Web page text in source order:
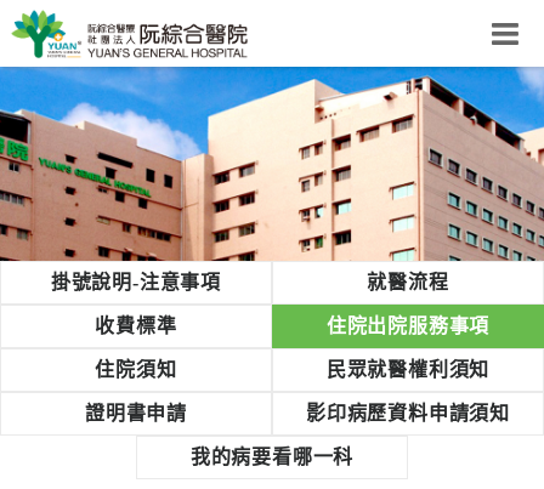
阮綜合醫院
粉絲團
網站導覽
Select Language ▼
回首頁
掛號說明-注意事項 就醫流程
收費標準 住院出院服務事項
住院須知 民眾就醫權利須知
證明書申請 影印病歷資料申請須知
我的病要看哪一科